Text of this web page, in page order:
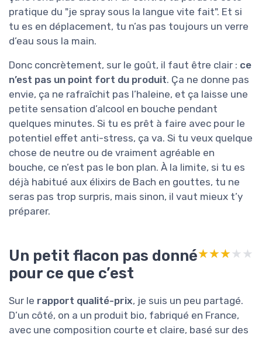
pratique du "je spray sous la langue vite fait". Et si
tu es en déplacement, tu n’as pas toujours un verre
d’eau sous la main.
Donc concrètement, sur le goût, il faut être clair : ce
n’est pas un point fort du produit. Ça ne donne pas
envie, ça ne rafraîchit pas l’haleine, et ça laisse une
petite sensation d’alcool en bouche pendant
quelques minutes. Si tu es prêt à faire avec pour le
potentiel effet anti-stress, ça va. Si tu veux quelque
chose de neutre ou de vraiment agréable en
bouche, ce n’est pas le bon plan. À la limite, si tu es
déjà habitué aux élixirs de Bach en gouttes, tu ne
seras pas trop surpris, mais sinon, il vaut mieux t’y
préparer.
Un petit flacon pas donné
pour ce que c’est
★★★★★
★★★★★
Sur le rapport qualité-prix, je suis un peu partagé.
D’un côté, on a un produit bio, fabriqué en France,
avec une composition courte et claire, basé sur des